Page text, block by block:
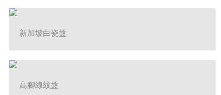
新加坡白瓷盤
高腳線紋盤